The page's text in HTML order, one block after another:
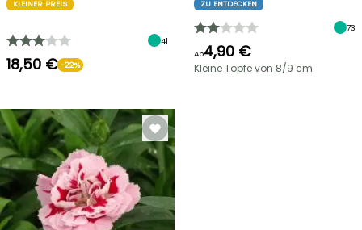
KLEINER PREIS
41
18,50 € -22%
ZU ENTDECKEN
73
Ab4,90 €
Kleine Töpfe von 8/9 cm